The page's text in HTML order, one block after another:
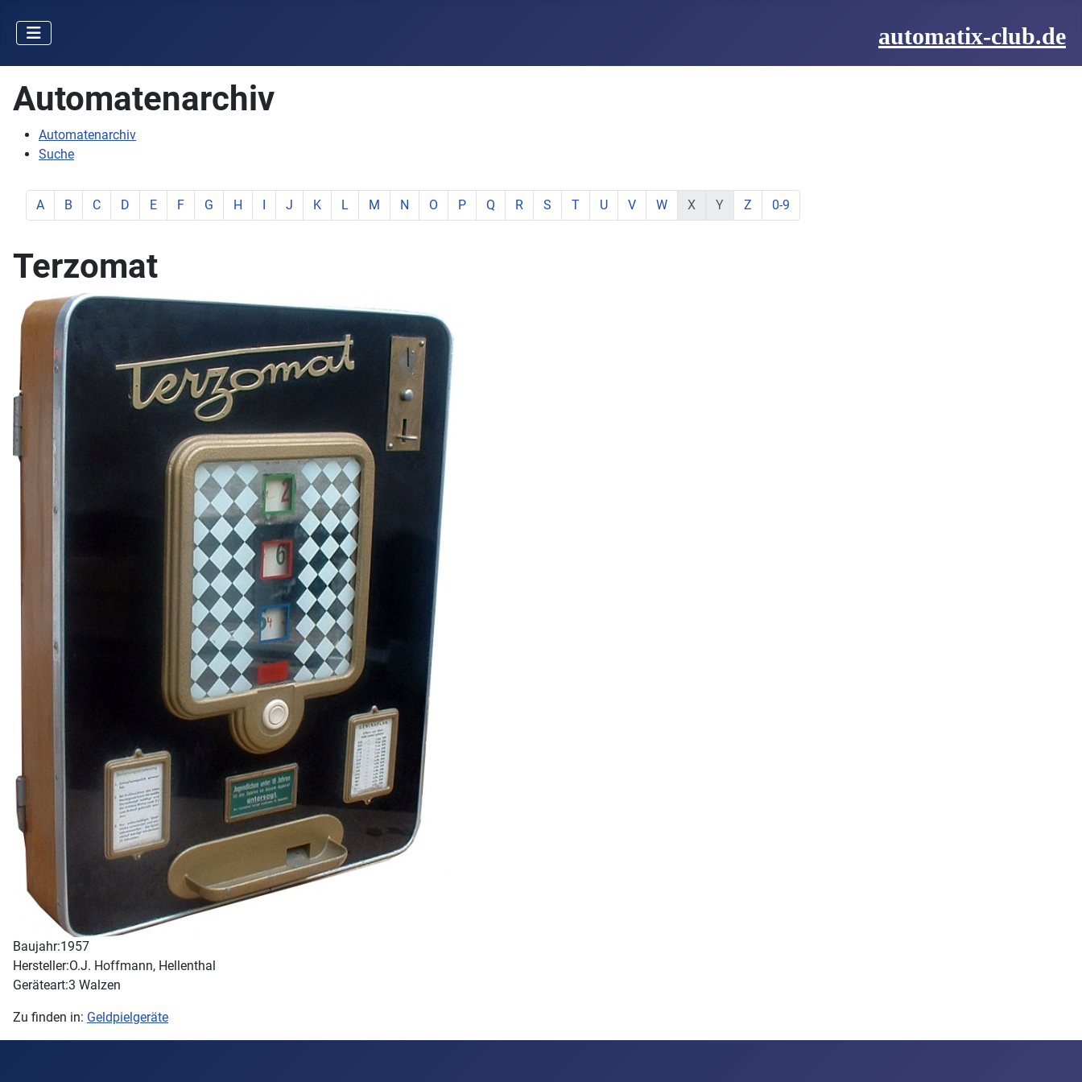
automatix-club.de
Automatenarchiv
Automatenarchiv
Suche
zeige Elemente mit Buchstabe:
A zeige Elemente mit Buchstabe:
B zeige Elemente mit Buchstabe:
C zeige Elemente mit Buchstabe:
D zeige Elemente mit Buchstabe:
E zeige Elemente mit Buchstabe:
F zeige Elemente mit Buchstabe:
G zeige Elemente mit Buchstabe:
H zeige Elemente mit Buchstabe:
I zeige Elemente mit Buchstabe:
J zeige Elemente mit Buchstabe:
K zeige Elemente mit Buchstabe:
L zeige Elemente mit Buchstabe:
M zeige Elemente mit Buchstabe:
N zeige Elemente mit Buchstabe:
O zeige Elemente mit Buchstabe:
P zeige Elemente mit Buchstabe:
Q zeige Elemente mit Buchstabe:
R zeige Elemente mit Buchstabe:
S zeige Elemente mit Buchstabe:
T zeige Elemente mit Buchstabe:
U zeige Elemente mit Buchstabe:
V zeige Elemente mit Buchstabe:
W keine Elemente mit Buchstabe:
X keine Elemente mit Buchstabe:
Y zeige Elemente mit Buchstabe:
Z zeige Elemente mit Buchstabe:
0-9
Terzomat
Baujahr:1957
Hersteller:O.J. Hoffmann, Hellenthal
Geräteart:3 Walzen
Zu finden in: Geldpielgeräte